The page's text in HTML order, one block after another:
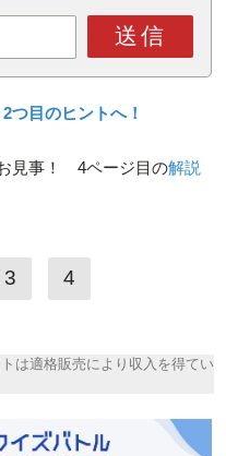
送信
つ目のヒントへ！
見事！ 4ページ目の解説
3 4
は適格販売により収入を得てい